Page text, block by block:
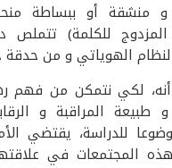
منشقة أو ببساطة
المزدوج للكلمة) تتملص
الهوياتي و من حدقة
أنه، لكي نتمكن من فهم
و طبيعة المراقبة و
للدراسة، يقتضي
المجتمعات في